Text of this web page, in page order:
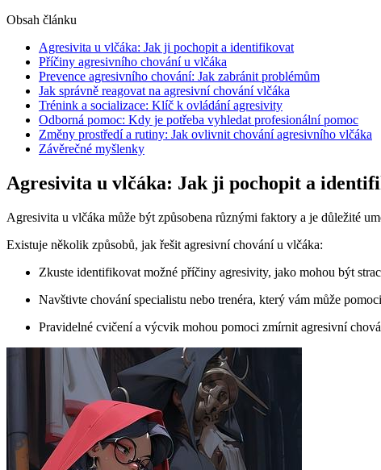
Obsah článku
Agresivita u vlčáka: Jak ji pochopit a identifikovat
Příčiny agresivního chování u vlčáka
Prevence agresivního chování: Jak zabránit problémům
Jak správně reagovat na agresivní chování vlčáka
Trénink a socializace: Klíč k ovládání agresivity
Odborná pomoc: Kdy je potřeba vyhledat profesionální pomoc
Změny prostředí a rutiny: Jak ovlivnit chování agresivního vlčáka
Závěrečné myšlenky
Agresivita u vlčáka: Jak ji pochopit a
Agresivita u vlčáka může být způsobena různými faktory a je důležité
Existuje několik způsobů, jak řešit agresivní chování u vlčáka:
Zkuste identifikovat možné příčiny agresivity, jako mohou být
Navštivte chování specialistu nebo trenéra, který vám může
Pravidelné cvičení a výcvik mohou pomoci zmírnit agresivní